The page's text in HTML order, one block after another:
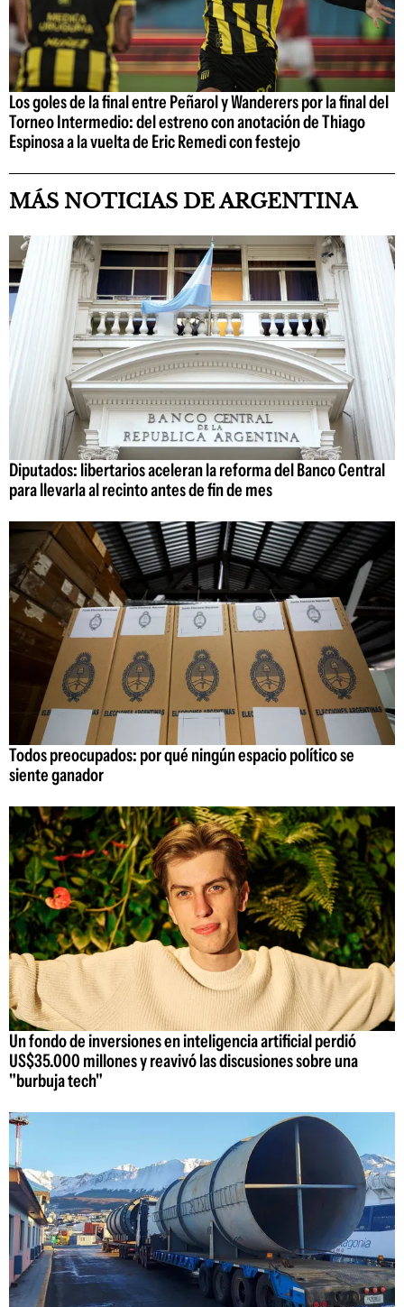
Los goles de la final entre Peñarol y Wanderers por la final del
Torneo Intermedio: del estreno con anotación de Thiago
Espinosa a la vuelta de Eric Remedi con festejo
MÁS NOTICIAS DE ARGENTINA
Diputados: libertarios aceleran la reforma del Banco Central
para llevarla al recinto antes de fin de mes
Todos preocupados: por qué ningún espacio político se
siente ganador
Un fondo de inversiones en inteligencia artificial perdió
US$35.000 millones y reavivó las discusiones sobre una
"burbuja tech"